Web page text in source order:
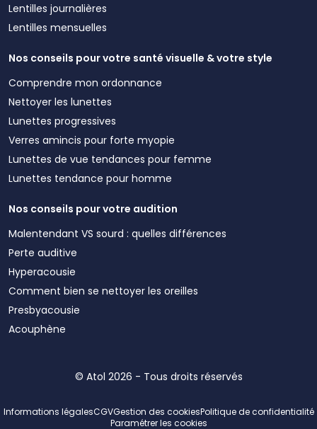
Lentilles journalières
Lentilles mensuelles
Nos conseils pour votre santé visuelle & votre style
Comprendre mon ordonnance
Nettoyer les lunettes
Lunettes progressives
Verres amincis pour forte myopie
Lunettes de vue tendances pour femme
Lunettes tendance pour homme
Nos conseils pour votre audition
Malentendant VS sourd : quelles différences
Perte auditive
Hyperacousie
Comment bien se nettoyer les oreilles
Presbyacousie
Acouphène
© Atol 2026 - Tous droits réservés
Informations légalesCGVGestion des cookiesPolitique de confidentialité
Paramétrer les cookies